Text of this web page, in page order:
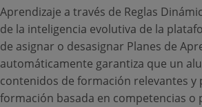
Aprendizaje a través de Reglas
de la inteligencia evolutiva de la
de asignar o desasignar Planes de
automáticamente garantiza que un
contenidos de formación relevantes y
formación basada en competencias o